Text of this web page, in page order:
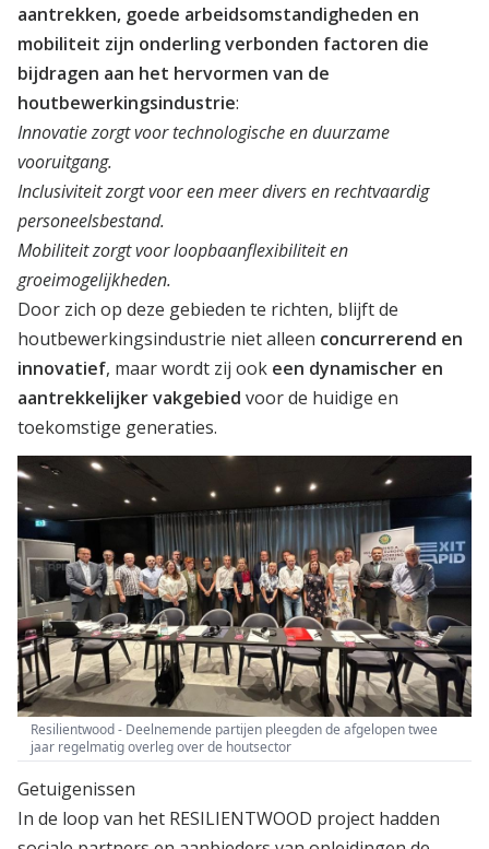
aantrekken, goede arbeidsomstandigheden en
mobiliteit zijn onderling verbonden factoren die
bijdragen aan het hervormen van de
houtbewerkingsindustrie:
Innovatie zorgt voor technologische en duurzame
vooruitgang.
Inclusiviteit zorgt voor een meer divers en rechtvaardig
personeelsbestand.
Mobiliteit zorgt voor loopbaanflexibiliteit en
groeimogelijkheden.
Door zich op deze gebieden te richten, blijft de
houtbewerkingsindustrie niet alleen concurrerend en
innovatief, maar wordt zij ook een dynamischer en
aantrekkelijker vakgebied voor de huidige en
toekomstige generaties.
Resilientwood - Deelnemende partijen pleegden de afgelopen twee
jaar regelmatig overleg over de houtsector
Getuigenissen
In de loop van het RESILIENTWOOD project hadden